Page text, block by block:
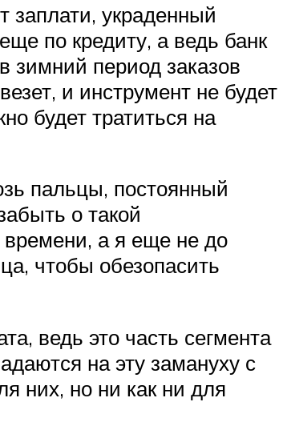
заплати, украденный
по кредиту, а ведь банк
зимний период заказов
и инструмент не будет
будет тратиться на
пальцы, постоянный
о такой
времени, а я еще не до
чтобы обезопасить
ведь это часть сегмента
на эту замануху с
них, но ни как ни для